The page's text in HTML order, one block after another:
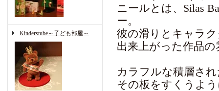
Kinderstube～子ども部屋～
ニールとは、Silas
ー。
彼の滑りとキャラ
出来上がった作品
カラフルな積層さ
その板をすくうよ